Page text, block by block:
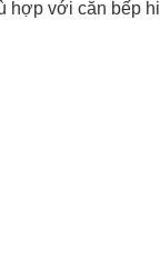
hợp với căn bếp